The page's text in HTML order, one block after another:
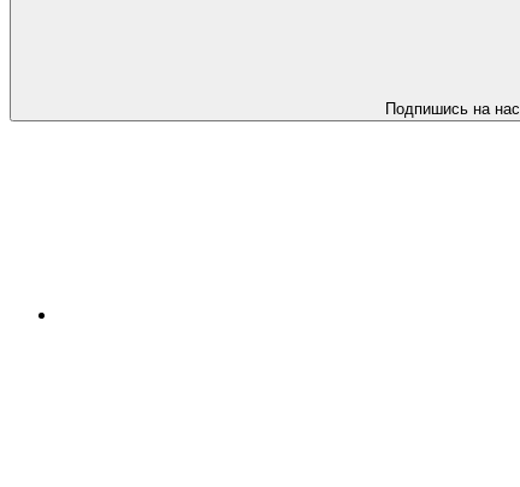
Подпишись на нас